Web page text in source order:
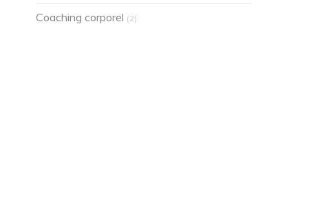
Coaching corporel (2)